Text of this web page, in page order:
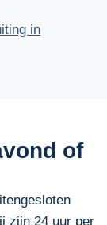
in
of
zijn 24 uur per